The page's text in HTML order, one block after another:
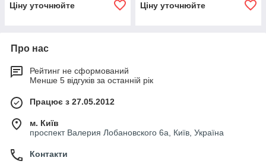
Ціну уточнюйте Ціну уточнюйте
Про нас
Рейтинг не сформований
Менше 5 відгуків за останній рік
Працює з 27.05.2012
м. Київ
проспект Валерия Лобановского 6а, Київ, Україна
Контакти